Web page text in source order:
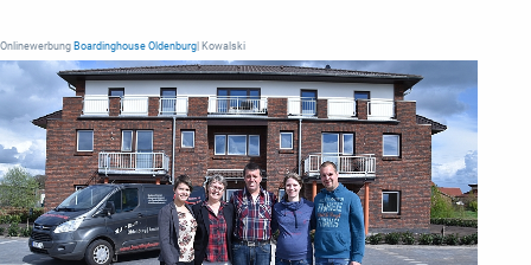
Onlinewerbung Boardinghouse Oldenburg | Kowalski